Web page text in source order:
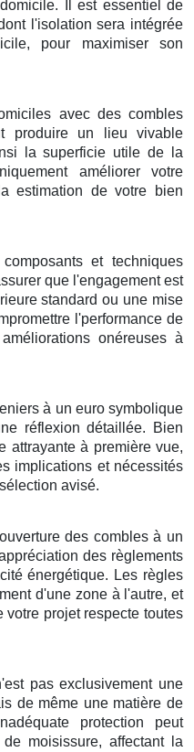
domicile. Il est essentiel de
l'isolation sera intégrée
, pour maximiserson
avec des combles
produireun lieu
vivable
lasuperficie utile de la
améliorervotre
estimation de votre
bien
composantsettechniques
que l'engagementest
standard ou une mise
l'performance de
améliorations onéreusesà
à un euro symbolique
réflexion détaillée.
Bien
attrayanteà première vue,
implications et nécessités
sélection avisé.
des comblesà un
des règlements
énergétique. Les règles
d'une zoneà l'autre, et
votre projetrespecte toutes
pas exclusivementune
de même une matière de
protection peut
de moisissure, affectant la